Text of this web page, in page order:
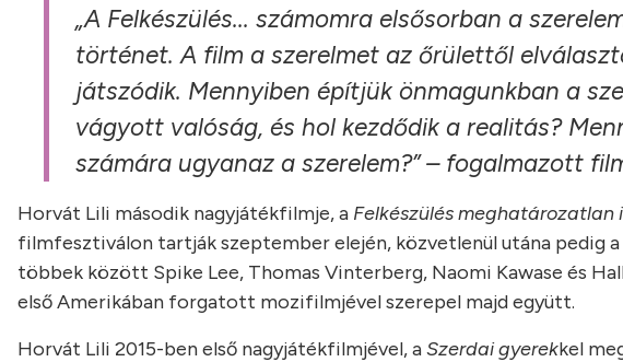
„A Felkészülés... számomra elsősorban a
történet. A film a szerelmet az őrülettől
játszódik. Mennyiben építjük önmagunkban a
vágyott valóság, és hol kezdődik a realitás?
számára ugyanaz a szerelem?” – fogalmazott
Horvát Lili második nagyjátékfilmje, a Felkészülés
filmfesztiválon tartják szeptember elején, közvetlenül utána pedig
többek között Spike Lee, Thomas Vinterberg, Naomi Kawase és
első Amerikában forgatott mozifilmjével szerepel majd együtt.
Horvát Lili 2015-ben első nagyjátékfilmjével, aSzerdai gyerekkel